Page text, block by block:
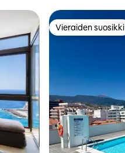
Vieraiden suosikki
Vieraiden suosikki